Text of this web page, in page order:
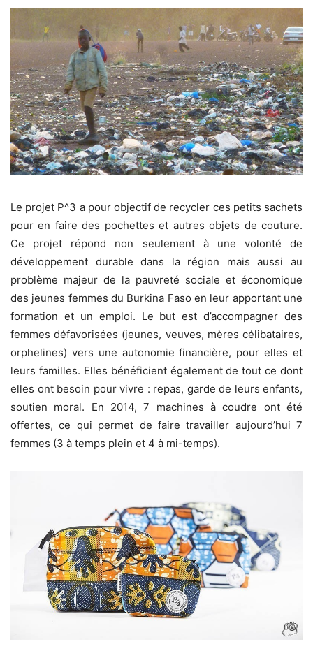
Le projet P^3 a pour objectif de recycler ces petits sachets
pour en faire des pochettes et autres objets de couture.
Ce projet répond non seulement à une volonté de
développement durable dans la région mais aussi au
problème majeur de la pauvreté sociale et économique
des jeunes femmes du Burkina Faso en leur apportant une
formation et un emploi. Le but est d’accompagner des
femmes défavorisées (jeunes, veuves, mères célibataires,
orphelines) vers une autonomie financière, pour elles et
leurs familles. Elles bénéficient également de tout ce dont
elles ont besoin pour vivre : repas, garde de leurs enfants,
soutien moral.
En 2014, 7 machines à coudre ont été
offertes, ce qui permet de faire travailler aujourd’hui 7
femmes (3 à temps plein et 4 à mi-temps).